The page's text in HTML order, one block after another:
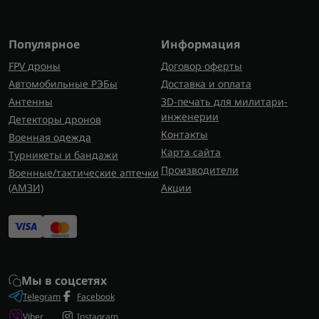
В зависимости от условий работы можно
выбрать разные исполнения:
прямой — удобен для стандартного монтажа;
угловой — подходит для узких и
труднодоступных мест;
модели с патроном 1/4 для быстрой смены бит;
варианты 1/2 для специфических задач и
насадок.
вспомогательных работ в мастерских часто
применяют
Как выбрать пневматический
шуруповёрт
Популярное
FPV дроны
Автомобильные РЭБы
Антенны
Детекторы дронов
Военная одежда
Турникеты и бандажи
Военные/тактические аптечки
(AMЗИ)
Информация
Договор оферты
Доставка и оплата
3D-печать для милитари-
инженерии
Контакты
Карта сайта
Производители
Акции
Мы в соцсетях
Telegram
Viber
Facebook
Instagram